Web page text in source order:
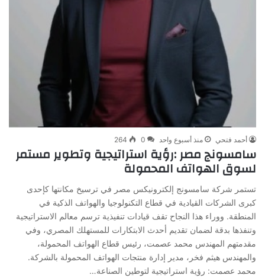
أحمد فتحي منذ أسبوع واحد 0
264
سامسونج مصر :رؤية استراتيجية وتطوير مستمر
لسوق الهواتف المحمولة
تستمر شركة سامسونج إلكترونيكس مصر في ترسيخ مكانتها كإحدى
كبرى الشركات القيادية في قطاع التكنولوجيا والهواتف الذكية في
المنطقة. ووراء هذا النجاح تقف قيادات تنفيذية ترسم معالم الاستراتيجية
وتنفذها بدقة لضمان تقديم أحدث الابتكارات للمستهلك المصري، وفي
مقدمتهم المهندس محمد عصمت، رئيس قطاع الهواتف المحمولة،
والمهندس هيثم فخر، مدير إدارة منتجات الهواتف المحمولة بالشركة.
محمد عصمت: رؤية استراتيجية لتوطين الصناعة…